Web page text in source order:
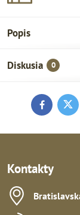
Popis
Diskusia 0
Facebook
Kontakty